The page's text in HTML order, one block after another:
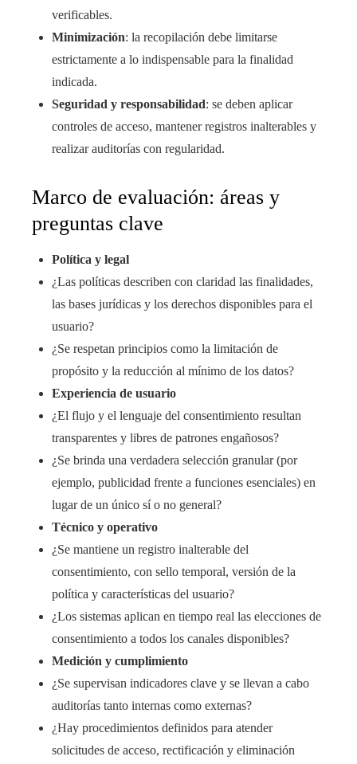
verificables.
Minimización: la recopilación debe limitarse
estrictamente a lo indispensable para la finalidad
indicada.
Seguridad y responsabilidad: se deben aplicar
controles de acceso, mantener registros inalterables y
realizar auditorías con regularidad.
Marco de evaluación: áreas y
preguntas clave
Política y legal
¿Las políticas describen con claridad las finalidades,
las bases jurídicas y los derechos disponibles para el
usuario?
¿Se respetan principios como la limitación de
propósito y la reducción al mínimo de los datos?
Experiencia de usuario
¿El flujo y el lenguaje del consentimiento resultan
transparentes y libres de patrones engañosos?
¿Se brinda una verdadera selección granular (por
ejemplo, publicidad frente a funciones esenciales) en
lugar de un único sí o no general?
Técnico y operativo
¿Se mantiene un registro inalterable del
consentimiento, con sello temporal, versión de la
política y características del usuario?
¿Los sistemas aplican en tiempo real las elecciones de
consentimiento a todos los canales disponibles?
Medición y cumplimiento
¿Se supervisan indicadores clave y se llevan a cabo
auditorías tanto internas como externas?
¿Hay procedimientos definidos para atender
solicitudes de acceso, rectificación y eliminación